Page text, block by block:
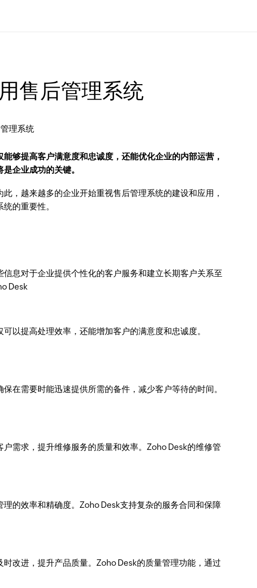
售后管理系统
够提高客户满意度和忠诚度，还能优化企业的内部运营，
企业成功的关键。
，越来越多的企业开始重视售后管理系统的建设和应用，
的重要性。
息对于企业提供个性化的客户服务和建立长期客户关系至
以提高处理效率，还能增加客户的满意度和忠诚度。
在需要时能迅速提供所需的备件，减少客户等待的时间。
需求，提升维修服务的质量和效率。Zoho Desk的维修管
的效率和精确度。Zoho Desk支持复杂的服务合同和保障
改进，提升产品质量。Zoho Desk的质量管理功能，通过